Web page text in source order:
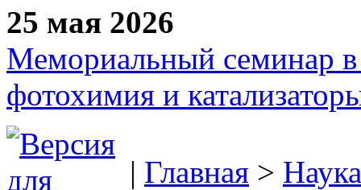
25 мая 2026
Мемориальный семинар в
фотохимия и
| Главная > Наука